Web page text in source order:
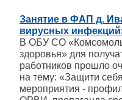
Занятие в ФАП д.
вирусных
В ОБУ СО
здоровья» для
работников прошло
на тему: «Защити
мероприятия -